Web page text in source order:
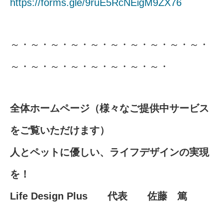
https://forms.gle/9ruE5RcNEigM9ZX76
～・～・～・～・～・～・～・～・～・～・
～・～・～・～・～・～・～・～・
全体ホームページ（様々なご提供中サービス
をご覧いただけます）
人とペットに優しい、ライフデザインの実現
を！
Life Design Plus 代表 佐藤 篤